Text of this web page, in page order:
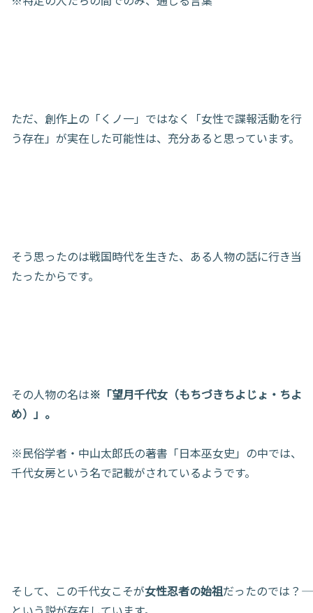
ただ、創作上の「くノ一」ではなく「女性で諜報活動を行
う存在」が実在した可能性は、充分あると思っています。
そう思ったのは戦国時代を生きた、ある人物の話に行き当
たったからです。
その人物の名は※「望月千代女（もちづきちよじょ・ちよ
め）」。
※民俗学者・中山太郎氏の著書「日本巫女史」の中では、
千代女房という名で記載がされているようです。
そして、この千代女こそが女性忍者の始祖だったのでは？――